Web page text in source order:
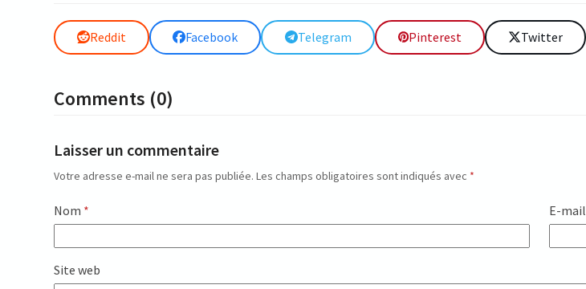
Reddit Facebook Telegram Pinterest Twitter
Comments (0)
Laisser un commentaire
Votre adresse e-mail ne sera pas publiée. Les champs obligatoires sont indiqués avec *
Nom * E-mail
Site web